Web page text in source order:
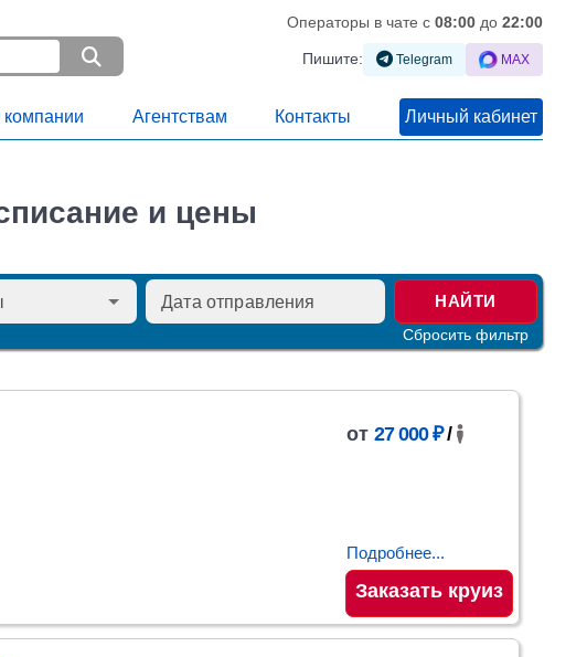
Операторы в чате c 08:00до 22:00
Пишите: Telegram MAX
Агентствам Контакты Личный кабинет
и цены
НАЙТИ
Сбросить фильтр
от 27 000 ₽/
Подробнее...
Заказать круиз